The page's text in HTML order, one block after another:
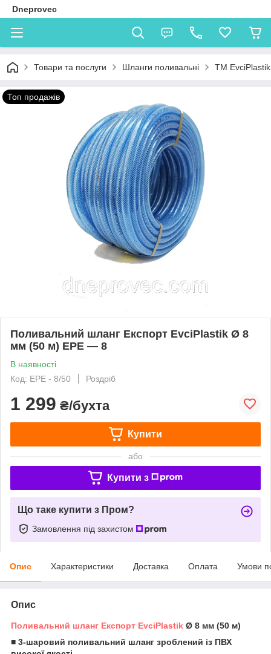
Dneprovec
Товари та послуги Шланги поливальні TM EvciPlastik
Топ продажів
Поливальний шланг Експорт EvciPlastik Ø 8
мм (50 м) EPE — 8
В наявності
Код: EPE - 8/50
Роздріб
1 299 ₴/бухта
Купити
або
Купити з
Що таке купити з Пром?
Замовлення під захистом
Опис Характеристики Доставка Оплата Умови
Опис
Поливальний шланг Експорт EvciPlastik Ø 8 мм (50 м)
■ 3-шаровий поливальний шланг зроблений із ПВХ